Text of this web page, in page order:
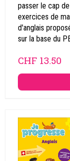
passer le cap
exercices de
d'anglais
sur la base du
CHF 13.50